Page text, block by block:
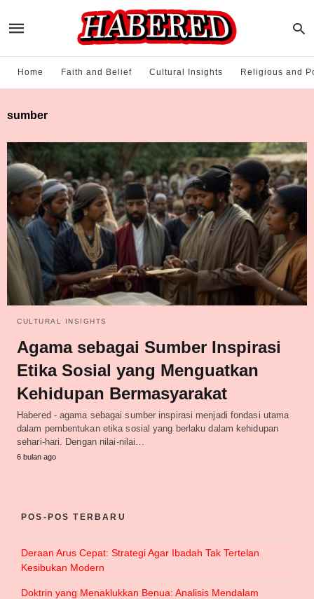
Home Faith and Belief Cultural Insights Religious and
sumber
CULTURAL INSIGHTS
Agama sebagai Sumber Inspirasi
Etika Sosial yang Menguatkan
Kehidupan Bermasyarakat
Habered - agama sebagai sumber inspirasi menjadi fondasi utama
dalam pembentukan etika sosial yang berlaku dalam kehidupan
sehari-hari. Dengan nilai-nilai…
6 bulan ago
POS-POS TERBARU
Deraan Arus Cepat: Strategi Agar Ibadah Tak Tertelan
Kesibukan Modern
Doktrin yang Menaklukkan Benua: Analisis Mendalam